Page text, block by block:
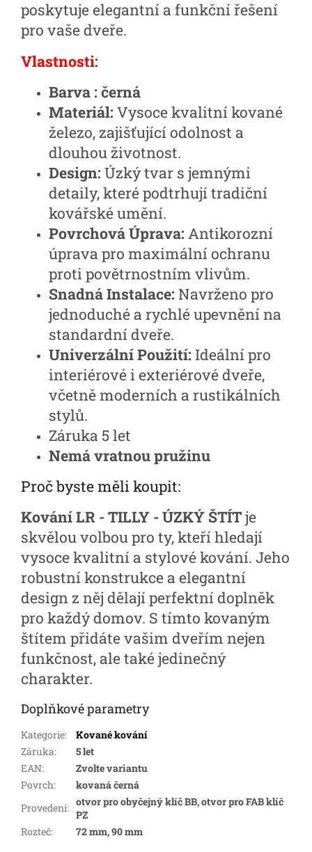
poskytuje elegantní a funkční řešení
pro vaše dveře.
Vlastnosti:
Barva : černá
Materiál: Vysoce kvalitní kované
železo, zajišťující odolnost a
dlouhou životnost.
Design: Úzký tvar s jemnými
detaily, které podtrhují tradiční
kovářské umění.
Povrchová Úprava: Antikorozní
úprava pro maximální ochranu
proti povětrnostním vlivům.
Snadná Instalace: Navrženo pro
jednoduché a rychlé upevnění na
standardní dveře.
Univerzální Použití: Ideální pro
interiérové i exteriérové dveře,
včetně moderních a rustikálních
stylů.
Záruka 5 let
Nemá vratnou pružinu
Proč byste měli koupit:
Kování LR - TILLY - ÚZKÝ ŠTÍTje
skvělou volbou pro ty, kteří hledají
vysoce kvalitní a stylové kování. Jeho
robustní konstrukce a elegantní
design z něj dělají perfektní doplněk
pro každý domov. S tímto kovaným
štítem přidáte vašim dveřím nejen
funkčnost, ale také jedinečný
charakter.
Doplňkové parametry
Kategorie:
Kované kování
Záruka:
5 let
EAN:
Zvolte variantu
Povrch:
kovaná černá
Provedení: otvor pro obyčejný klíč BB, otvor pro FAB klíč
PZ
Rozteč: 72 mm, 90 mm